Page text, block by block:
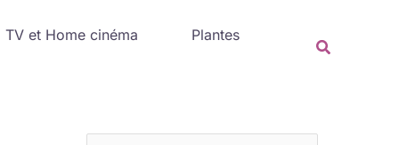
TV et Home cinéma
Plantes